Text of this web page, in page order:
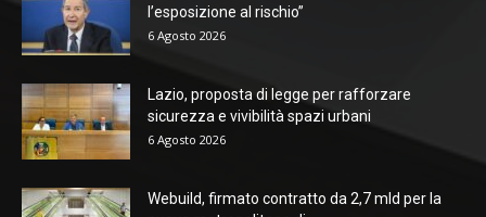
l’esposizione al rischio”
6 Agosto 2026
Lazio, proposta di legge per rafforzare
sicurezza e vivibilità spazi urbani
6 Agosto 2026
Webuild, firmato contratto da 2,7 mld per la